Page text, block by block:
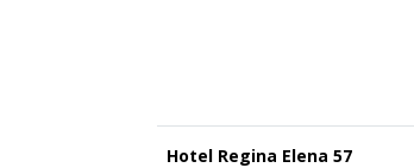
Hotel Regina Elena 57